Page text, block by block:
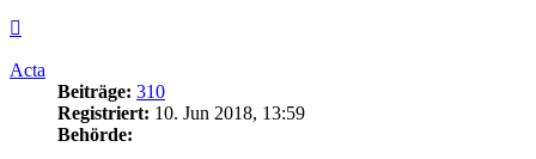
Acta
Beiträge: 310
Registriert: 10. Jun 2018, 13:59
Behörde: